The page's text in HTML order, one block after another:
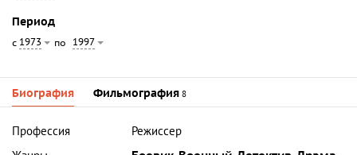
Период
с 1973 по 1997
Биография Фильмография 8
Профессия
Режиссер